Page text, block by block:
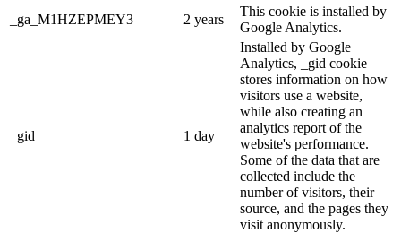
_ga_M1HZEPMEY3
2 years
This cookie is installed by
Google Analytics.
_gid 1 day
Installed by Google
Analytics, _gid cookie
stores information on how
visitors use a website,
while also creating an
analytics report of the
website's performance.
Some of the data that are
collected include the
number of visitors, their
source, and the pages they
visit anonymously.